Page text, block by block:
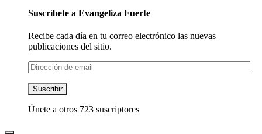
Suscríbete a Evangeliza Fuerte
Recibe cada día en tu correo electrónico las nuevas
publicaciones del sitio.
Dirección
de
email
Suscribir
Únete a otros 723 suscriptores